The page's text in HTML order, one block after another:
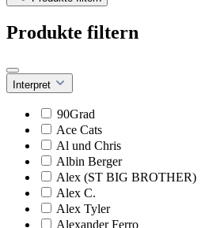
Produkte filtern
Interpret
90Grad
Ace Cats
Al und Chris
Albin Berger
Alex (ST BIG BROTHER)
Alex C.
Alex Tyler
Alexander Ferro